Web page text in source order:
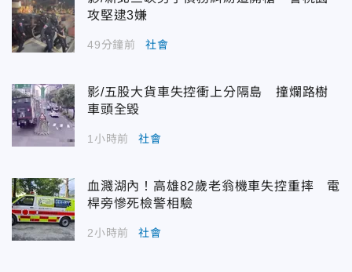
攻堅逮3嫌
49分鐘前 社會
影/五股大貨車失控衝上分隔島 撞爛路樹
車頭全毀
1小時前 社會
血濺湖內！高雄82歲老翁機車失控重摔 電
桿旁慘死檢警相驗
2小時前 社會